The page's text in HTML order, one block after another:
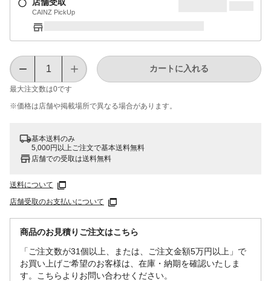
CAINZ PickUp
最大注文数は0です
カートに入れる
※価格は​店舗や​掲載場所で​異なる​場合が​あります。
基本送料のみ
5,000円以上ご注文で基本送料無料
店舗での受取は送料無料
送料について
店舗受取のお支払いについて
商品のお見積りご注文はこちら
「ご注文数が31個以上、または、ご注文金額5万円以上」で
お買い上げご希望のお客様は、在庫・納期を確認いたしま
す。こちらよりお問い合わせください。